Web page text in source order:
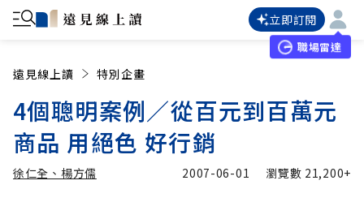
立即訂閱
職場雷達
遠見線上讀 特別企畫
4個聰明案例∕從百元到百萬元
商品 用絕色 好行銷
徐仁全、楊方儒 2007-06-01 瀏覽數 21,200+